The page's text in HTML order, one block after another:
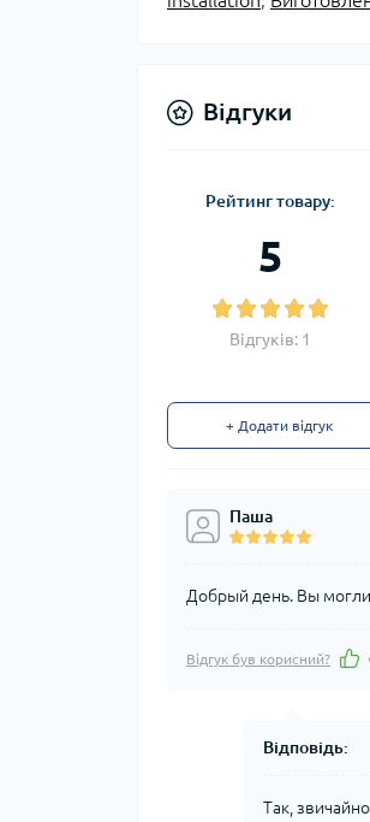
Відгуки
Рейтинг товару:
5
Відгуків: 1
+ Додати відгук
Паша
Добрый день. Вы
Відгук був корисний?
Відповідь:
Так,